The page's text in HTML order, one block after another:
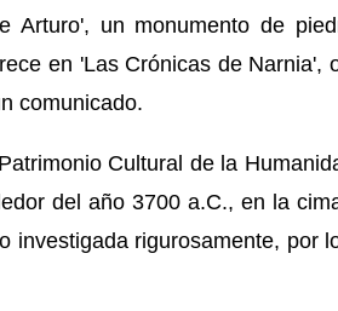
Arturo', un monumento de
en 'Las Crónicas de Narnia',
comunicado.
Cultural de la
del año 3700 a.C., en la
investigada rigurosamente, por